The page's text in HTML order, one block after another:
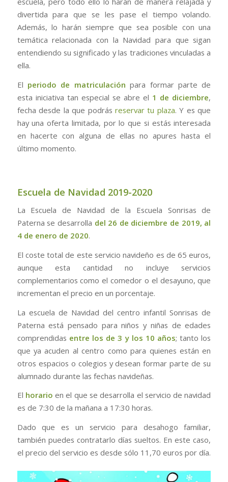
divertida para que se les pase el tiempo volando.
Además, lo harán siempre que sea posible con una
temática relacionada con la Navidad para que sigan
entendiendo su significado y las tradiciones vinculadas a
ella.
El periodo de matriculación para formar parte de
esta iniciativa tan especial se abre el 1 de diciembre,
fecha desde la que podrás reservar tu plaza. Y es que
hay una oferta limitada, por lo que si estás interesada
en hacerte con alguna de ellas no apures hasta el
último momento.
Escuela de Navidad 2019-2020
La Escuela de Navidad de la Escuela Sonrisas de
Paterna se desarrolla del 26 de diciembre de 2019, al
4 de enero de 2020.
El coste total de este servicio navideño es de 65 euros,
aunque esta cantidad no incluye servicios
complementarios como el comedor o el desayuno, que
incrementan el precio en un porcentaje.
La escuela de Navidad del centro infantil Sonrisas de
Paterna está pensado para niños y niñas de edades
comprendidas entre los de 3 y los 10 años; tanto los
que ya acuden al centro como para quienes están en
otros espacios o colegios y desean formar parte de su
alumnado durante las fechas navideñas.
El horario en el que se desarrolla el servicio de navidad
es de 7:30 de la mañana a 17:30 horas.
Dado que es un servicio para desahogo familiar,
también puedes contratarlo días sueltos. En este caso,
el precio del servicio es desde sólo 11,70 euros por día.